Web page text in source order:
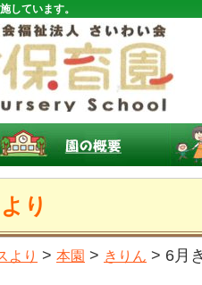
しています。
り
より > 本園 > きりん > 6月